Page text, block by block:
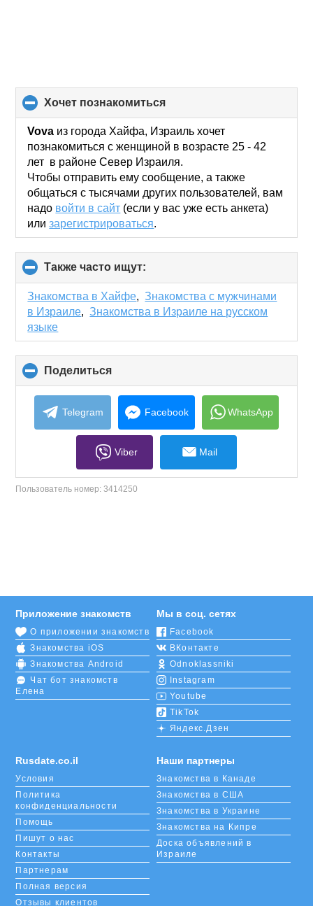
хочет познакомиться
to
collapse
contents
Vova из города Хайфа, Израиль хочет
познакомиться с женщиной в возрасте 25 - 42
лет в районе Север Израиля.
Чтобы отправить ему сообщение, а также
общаться с тысячами других пользователей, вам
надо войти в сайт (если у вас уже есть анкета)
илизарегистрироваться.
Также часто ищут:
to
collapse
contents
Знакомства в Хайфе,Знакомства с мужчинами
в Израиле,Знакомства в Израиле на русском
языке
Поделиться
to
collapse
contents
Telegram Facebook WhatsApp
Viber Mail
Пользователь номер:3414250
Rusdate.co.il
Условия
Политика
конфиденциальности
Помощь
Пишут о нас
Контакты
Партнерам
Полная версия
Отзывы клиентов
Приложение знакомств
О приложении знакомств
Знакомства iOS
Знакомства Android
Чат бот знакомств
Елена
Мы в соц. сетях
Facebook
ВКонтакте
Odnoklassniki
Instagram
Youtube
TikTok
Яндекс.Дзен
Наши партнеры
Знакомства в Канаде
Знакомства в США
Знакомства в Украине
Знакомства на Кипре
Доска объявлений в
Израиле